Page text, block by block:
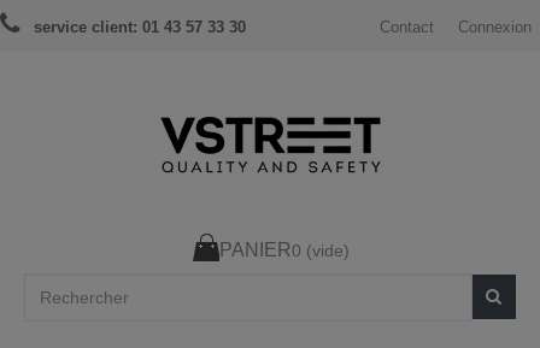
Connexion
Contact
service client: 01 43 57 33 30
PANIER0 (vide)